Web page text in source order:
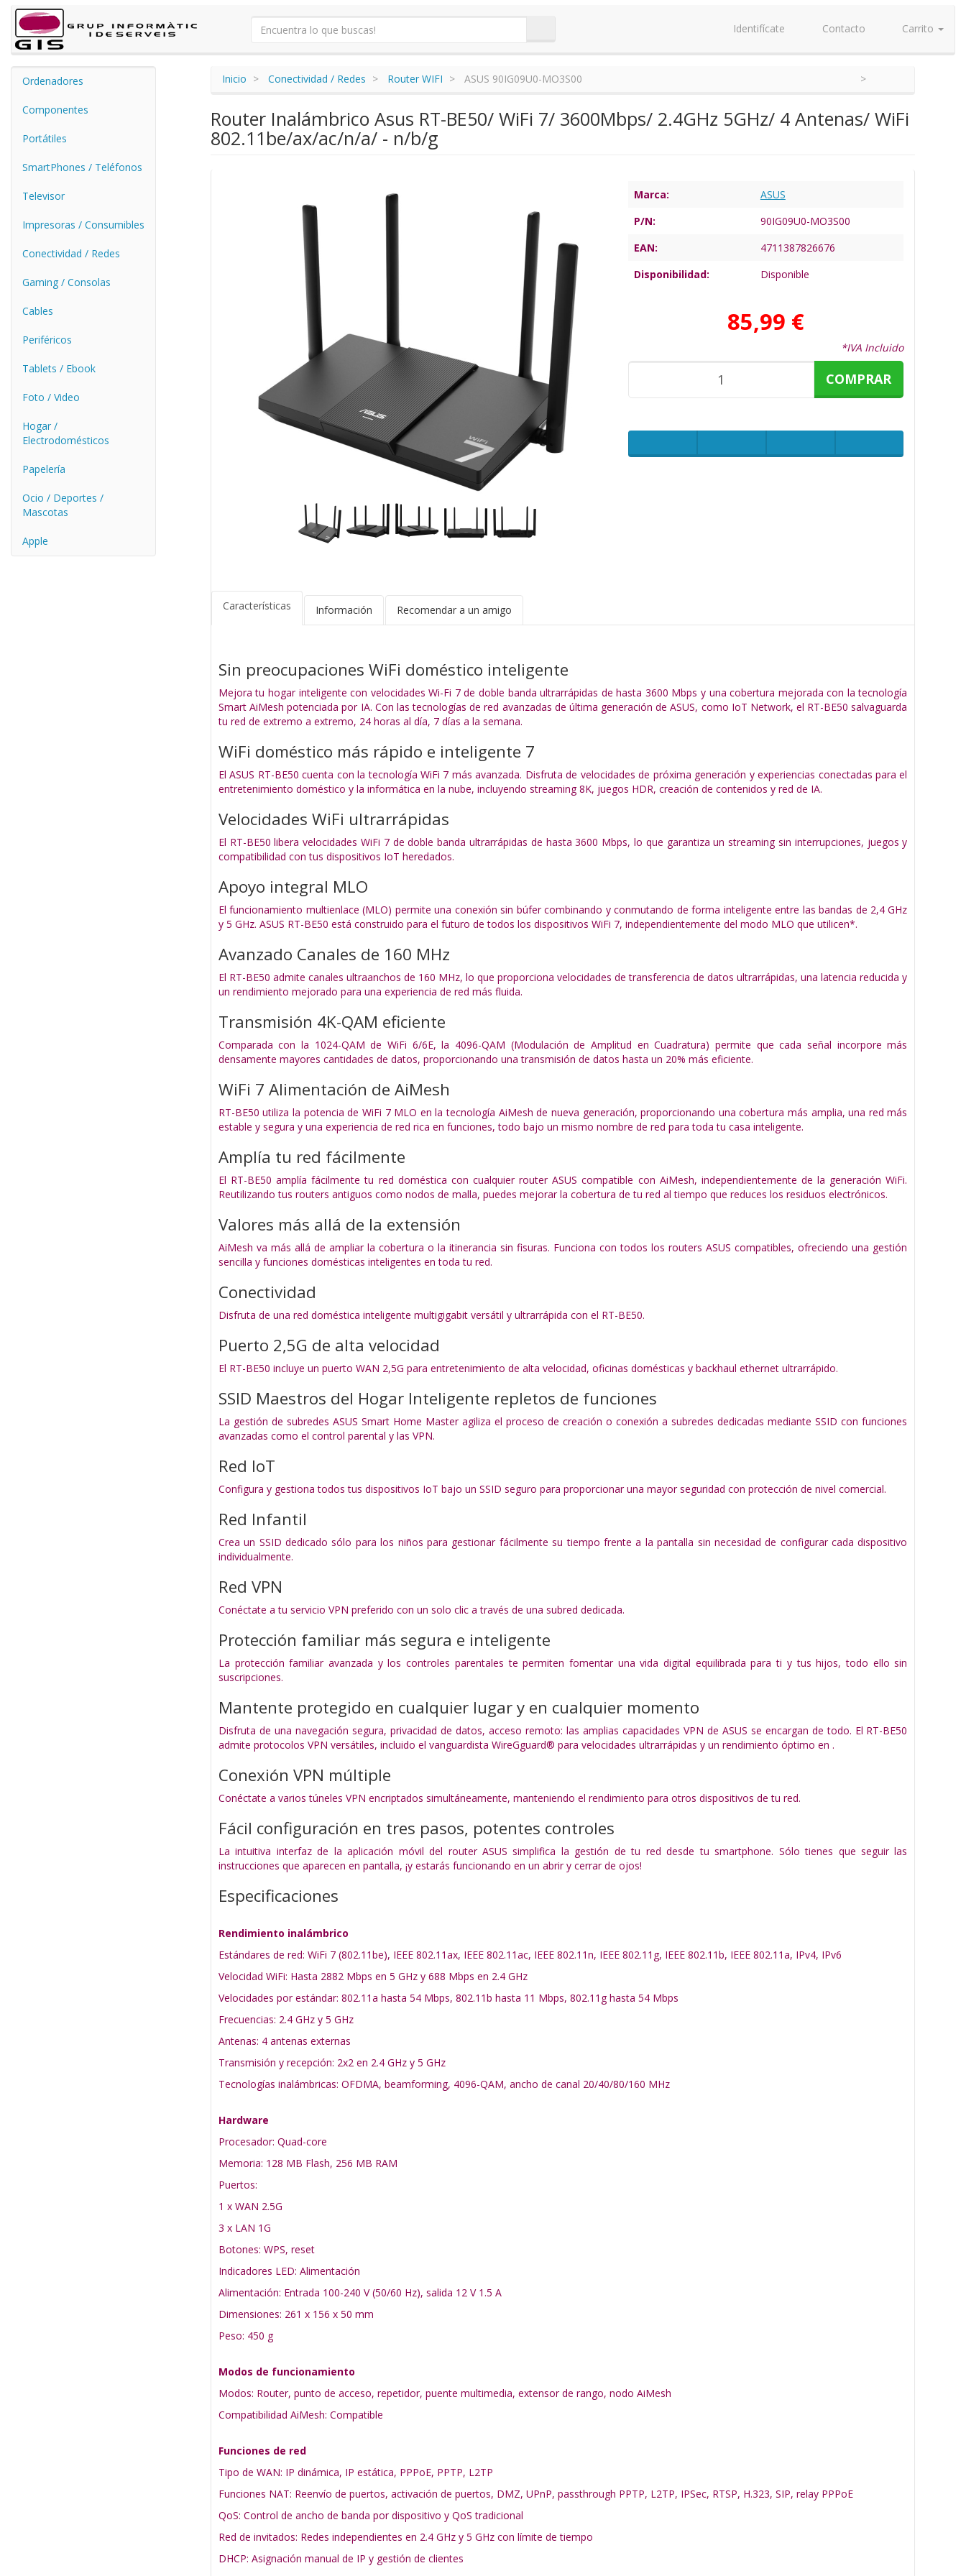
Identifícate Contacto Carrito
Ordenadores
Componentes
Portátiles
SmartPhones / Teléfonos
Televisor
Impresoras / Consumibles
Conectividad / Redes
Gaming / Consolas
Cables
Periféricos
Tablets / Ebook
Foto / Video
Hogar /
Electrodomésticos
Papelería
Ocio / Deportes /
Mascotas
Apple
Inicio Conectividad / Redes Router WIFI ASUS 90IG09U0-MO3S00
Router Inalámbrico Asus RT-BE50/ WiFi 7/ 3600Mbps/ 2.4GHz 5GHz/ 4 Antenas/ WiFi
802.11be/ax/ac/n/a/ - n/b/g
Marca:
ASUS
P/N:
90IG09U0-MO3S00
EAN:
4711387826676
Disponibilidad:
Disponible
85,99 €
*IVA Incluido
COMPRAR
Características Información Recomendar a un amigo
Sin preocupaciones WiFi doméstico inteligente
Mejora tu hogar inteligente con velocidades Wi-Fi 7 de doble banda ultrarrápidas de hasta 3600 Mbps y una cobertura mejorada con la tecnología
Smart AiMesh potenciada por IA. Con las tecnologías de red avanzadas de última generación de ASUS, como IoT Network, el RT-BE50 salvaguarda
tu red de extremo a extremo, 24 horas al día, 7 días a la semana.
WiFi doméstico más rápido e inteligente 7
El ASUS RT-BE50 cuenta con la tecnología WiFi 7 más avanzada. Disfruta de velocidades de próxima generación y experiencias conectadas para el
entretenimiento doméstico y la informática en la nube, incluyendo streaming 8K, juegos HDR, creación de contenidos y red de IA.
Velocidades WiFi ultrarrápidas
El RT-BE50 libera velocidades WiFi 7 de doble banda ultrarrápidas de hasta 3600 Mbps, lo que garantiza un streaming sin interrupciones, juegos y
compatibilidad con tus dispositivos IoT heredados.
Apoyo integral MLO
El funcionamiento multienlace (MLO) permite una conexión sin búfer combinando y conmutando de forma inteligente entre las bandas de 2,4 GHz
y 5 GHz. ASUS RT-BE50 está construido para el futuro de todos los dispositivos WiFi 7, independientemente del modo MLO que utilicen*.
Avanzado Canales de 160 MHz
El RT-BE50 admite canales ultraanchos de 160 MHz, lo que proporciona velocidades de transferencia de datos ultrarrápidas, una latencia reducida y
un rendimiento mejorado para una experiencia de red más fluida.
Transmisión 4K-QAM eficiente
Comparada con la 1024-QAM de WiFi 6/6E, la 4096-QAM (Modulación de Amplitud en Cuadratura) permite que cada señal incorpore más
densamente mayores cantidades de datos, proporcionando una transmisión de datos hasta un 20% más eficiente.
WiFi 7 Alimentación de AiMesh
RT-BE50 utiliza la potencia de WiFi 7 MLO en la tecnología AiMesh de nueva generación, proporcionando una cobertura más amplia, una red más
estable y segura y una experiencia de red rica en funciones, todo bajo un mismo nombre de red para toda tu casa inteligente.
Amplía tu red fácilmente
El RT-BE50 amplía fácilmente tu red doméstica con cualquier router ASUS compatible con AiMesh, independientemente de la generación WiFi.
Reutilizando tus routers antiguos como nodos de malla, puedes mejorar la cobertura de tu red al tiempo que reduces los residuos electrónicos.
Valores más allá de la extensión
AiMesh va más allá de ampliar la cobertura o la itinerancia sin fisuras. Funciona con todos los routers ASUS compatibles, ofreciendo una gestión
sencilla y funciones domésticas inteligentes en toda tu red.
Conectividad
Disfruta de una red doméstica inteligente multigigabit versátil y ultrarrápida con el RT-BE50.
Puerto 2,5G de alta velocidad
El RT-BE50 incluye un puerto WAN 2,5G para entretenimiento de alta velocidad, oficinas domésticas y backhaul ethernet ultrarrápido.
SSID Maestros del Hogar Inteligente repletos de funciones
La gestión de subredes ASUS Smart Home Master agiliza el proceso de creación o conexión a subredes dedicadas mediante SSID con funciones
avanzadas como el control parental y las VPN.
Red IoT
Configura y gestiona todos tus dispositivos IoT bajo un SSID seguro para proporcionar una mayor seguridad con protección de nivel comercial.
Red Infantil
Crea un SSID dedicado sólo para los niños para gestionar fácilmente su tiempo frente a la pantalla sin necesidad de configurar cada dispositivo
individualmente.
Red VPN
Conéctate a tu servicio VPN preferido con un solo clic a través de una subred dedicada.
Protección familiar más segura e inteligente
La protección familiar avanzada y los controles parentales te permiten fomentar una vida digital equilibrada para ti y tus hijos, todo ello sin
suscripciones.
Mantente protegido en cualquier lugar y en cualquier momento
Disfruta de una navegación segura, privacidad de datos, acceso remoto: las amplias capacidades VPN de ASUS se encargan de todo. El RT-BE50
admite protocolos VPN versátiles, incluido el vanguardista WireGguard® para velocidades ultrarrápidas y un rendimiento óptimo en .
Conexión VPN múltiple
Conéctate a varios túneles VPN encriptados simultáneamente, manteniendo el rendimiento para otros dispositivos de tu red.
Fácil configuración en tres pasos, potentes controles
La intuitiva interfaz de la aplicación móvil del router ASUS simplifica la gestión de tu red desde tu smartphone. Sólo tienes que seguir las
instrucciones que aparecen en pantalla, ¡y estarás funcionando en un abrir y cerrar de ojos!
Especificaciones
Rendimiento inalámbrico
Estándares de red: WiFi 7 (802.11be), IEEE 802.11ax, IEEE 802.11ac, IEEE 802.11n, IEEE 802.11g, IEEE 802.11b, IEEE 802.11a, IPv4, IPv6
Velocidad WiFi: Hasta 2882 Mbps en 5 GHz y 688 Mbps en 2.4 GHz
Velocidades por estándar: 802.11a hasta 54 Mbps, 802.11b hasta 11 Mbps, 802.11g hasta 54 Mbps
Frecuencias: 2.4 GHz y 5 GHz
Antenas: 4 antenas externas
Transmisión y recepción: 2x2 en 2.4 GHz y 5 GHz
Tecnologías inalámbricas: OFDMA, beamforming, 4096-QAM, ancho de canal 20/40/80/160 MHz
Hardware
Procesador: Quad-core
Memoria: 128 MB Flash, 256 MB RAM
Puertos:
1 x WAN 2.5G
3 x LAN 1G
Botones: WPS, reset
Indicadores LED: Alimentación
Alimentación: Entrada 100-240 V (50/60 Hz), salida 12 V 1.5 A
Dimensiones: 261 x 156 x 50 mm
Peso: 450 g
Modos de funcionamiento
Modos: Router, punto de acceso, repetidor, puente multimedia, extensor de rango, nodo AiMesh
Compatibilidad AiMesh: Compatible
Funciones de red
Tipo de WAN: IP dinámica, IP estática, PPPoE, PPTP, L2TP
Funciones NAT: Reenvío de puertos, activación de puertos, DMZ, UPnP, passthrough PPTP, L2TP, IPSec, RTSP, H.323, SIP, relay PPPoE
QoS: Control de ancho de banda por dispositivo y QoS tradicional
Red de invitados: Redes independientes en 2.4 GHz y 5 GHz con límite de tiempo
DHCP: Asignación manual de IP y gestión de clientes